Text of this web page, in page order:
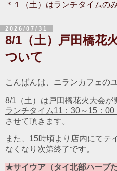
＊１（土）はランチタイムの
2026/07/31
8/1（土）戸田橋花
ついて
こんばんは、ニランカフェの
8/1（土）は戸田橋花火大会
ランチタイム11：30～15：
させて頂きます。
また、15時頃より店内にてテ
なくなり次第終了です。
★サイウア（タイ北部ハーブ